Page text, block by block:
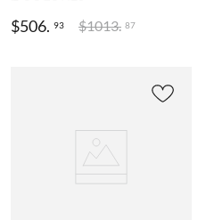
$506. 93 $1013. 87